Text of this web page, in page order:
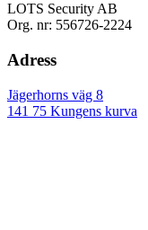
LOTS Security AB
Org. nr: 556726-2224
Adress
Jägerhorns väg 8
141 75 Kungens kurva